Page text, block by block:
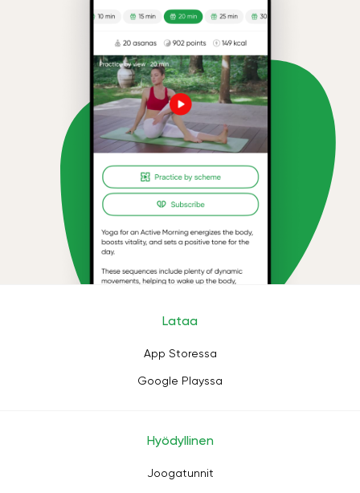
Lataa
App Storessa
Google Playssa
Hyödyllinen
Joogatunnit